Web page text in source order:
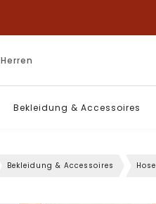
Herren
Bekleidung & Accessoires
Bekleidung & Accessoires